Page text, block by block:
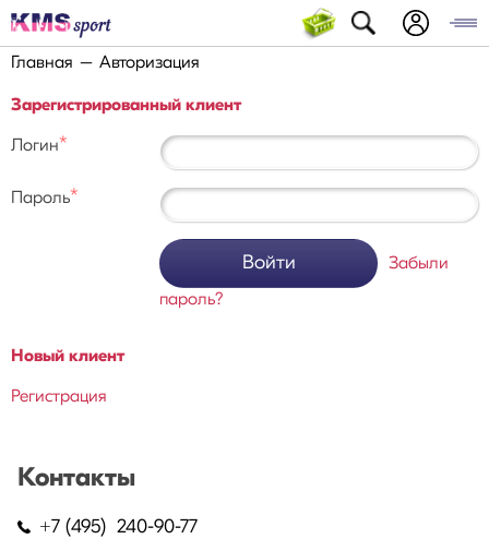
Главная Авторизация
Зарегистрированный клиент
Логин*
Пароль*
Войти Забыли
пароль?
Новый клиент
Регистрация
Контакты
+7 (495) 240-90-77